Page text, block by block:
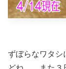
ずぼらなワタシ